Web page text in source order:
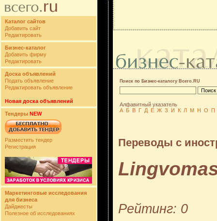
Каталог сайтов
Добавить сайт
Редактировать
Бизнес-каталог
Добавить фирму
Редактировать
Доска объявлений
Подать объявление
Редактировать объявление
Новая доска объявлений
Тендеры NEW
Разместить тендер
Регистрация
Маркетинговые исследования
для бизнеса
Дайджесты
Полезное об исследованиях
Поиск по Бизнес-каталогу Всего.RU
Алфавитный указатель
А Б В Г Д Е Ж З И К Л М Н О П
Переводы с
Рейтинг: 0